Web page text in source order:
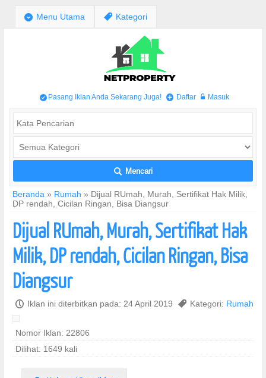
; Menu Utama , Kategori
/ Pasang Iklan Anda Sekarang Juga! + Daftar w Masuk
L Mencari
Beranda » Rumah » Dijual RUmah, Murah, Sertifikat Hak Milik,
DP rendah, Cicilan Ringan, Bisa Diangsur
Dijual RUmah, Murah, Sertifikat Hak
Milik, DP rendah, Cicilan Ringan, Bisa
Diangsur
P Iklan ini diterbitkan pada: 24 April 2019 , Kategori: Rumah
Nomor Iklan: 22806
Dilihat: 1649 kali